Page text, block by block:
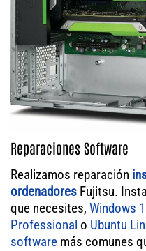
Reparaciones Software
Realizamos reparación
ordenadores Fujitsu.
que necesites, Windows
Professional o Ubuntu
software más comunes